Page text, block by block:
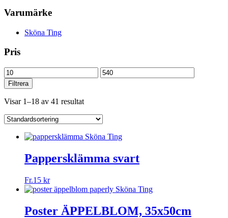
Varumärke
Sköna Ting
Pris
Min
pris
Max
pris
Filtrera
Visar 1–18 av 41 resultat
Pappersklämma svart
Fr.15 kr
Poster ÄPPELBLOM, 35x50cm